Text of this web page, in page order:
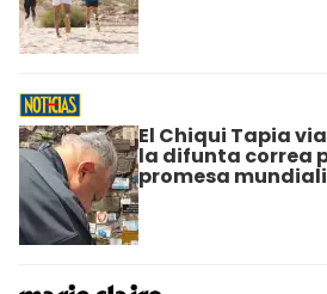
El Chiqui Tapia
la difunta correa
promesa